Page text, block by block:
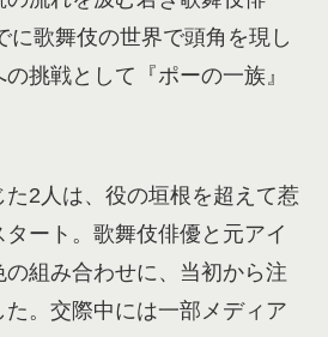
に歌舞伎の世界で頭角を現し
挑戦として『ポーの一族』
2人は、役の垣根を超えて惹
ート。歌舞伎俳優と元アイ
の組み合わせに、当初から注
。交際中には一部メディア